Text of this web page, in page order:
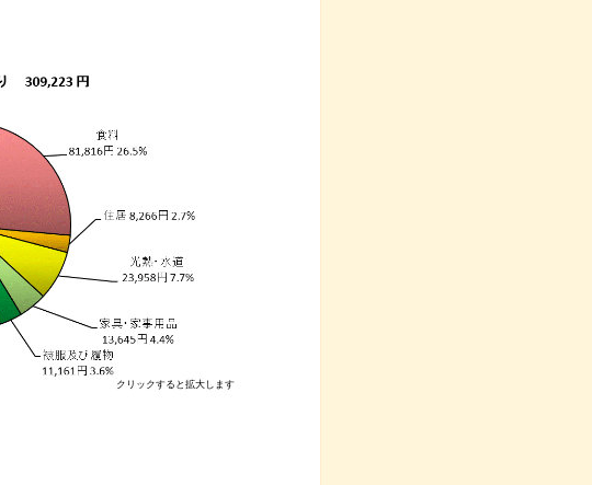
クリックすると拡大します